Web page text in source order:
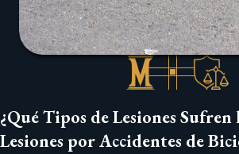
¿Qué Tipos de Lesiones
Lesiones por Accidentes de